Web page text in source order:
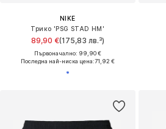
NIKE
Трико 'PSG STAD HM'
89,90 €(175,83 лв.³)
Първоначално: 99,90 €
Последна най-ниска цена:71,92 €